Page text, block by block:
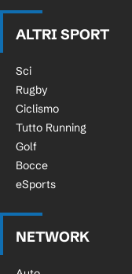
ALTRI SPORT
Sci
Rugby
Ciclismo
Tutto Running
Golf
Bocce
eSports
NETWORK